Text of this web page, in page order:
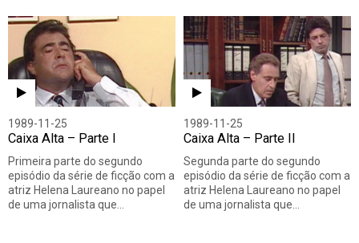
1989-11-25
Caixa Alta – Parte I
Primeira parte do segundo
episódio da série de ficção com a
atriz Helena Laureano no papel
de uma jornalista que…
1989-11-25
Caixa Alta – Parte II
Segunda parte do segundo
episódio da série de ficção com a
atriz Helena Laureano no papel
de uma jornalista que…